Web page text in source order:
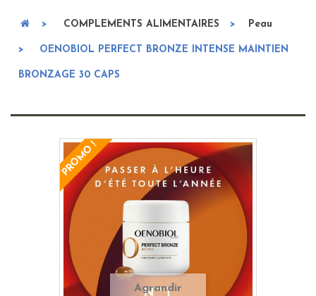
> COMPLEMENTS ALIMENTAIRES > Peau
> OENOBIOL PERFECT BRONZE INTENSE MAINTIEN
BRONZAGE 30 CAPS
PROMO !
Agrandir